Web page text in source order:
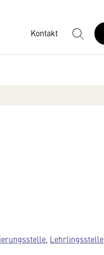
Kontakt
Lehrlingsstelle